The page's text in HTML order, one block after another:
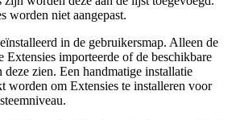
worden niet aangepast.
in de gebruikersmap. Alleen de
Extensies importeerde of de beschikbare
zien. Een handmatige installatie
worden om Extensies te installeren voor